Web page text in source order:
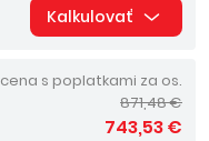
Kalkulovať
cena s poplatkami za os.
871,48 €
743,53 €